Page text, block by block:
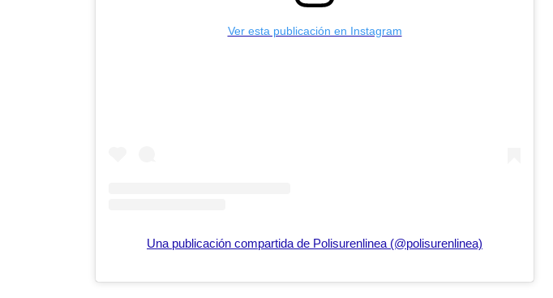
Ver esta publicación en Instagram
Una publicación compartida de Polisurenlinea (@polisurenlinea)